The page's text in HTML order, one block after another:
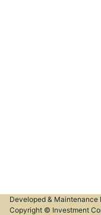
Developed & Maintenance
Copyright © Investment